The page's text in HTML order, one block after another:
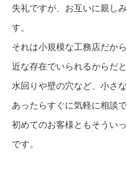
失礼ですが、お互いに親し
す。
それは小規模な工務店だか
近な存在でいられるからだ
水回りや壁の穴など、小さ
あったらすぐに気軽に相談
初めてのお客様ともそうい
です。